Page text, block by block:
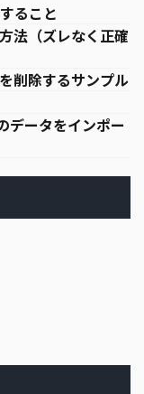
ること
法（ズレなく正確
削除するサンプル
データをインポー